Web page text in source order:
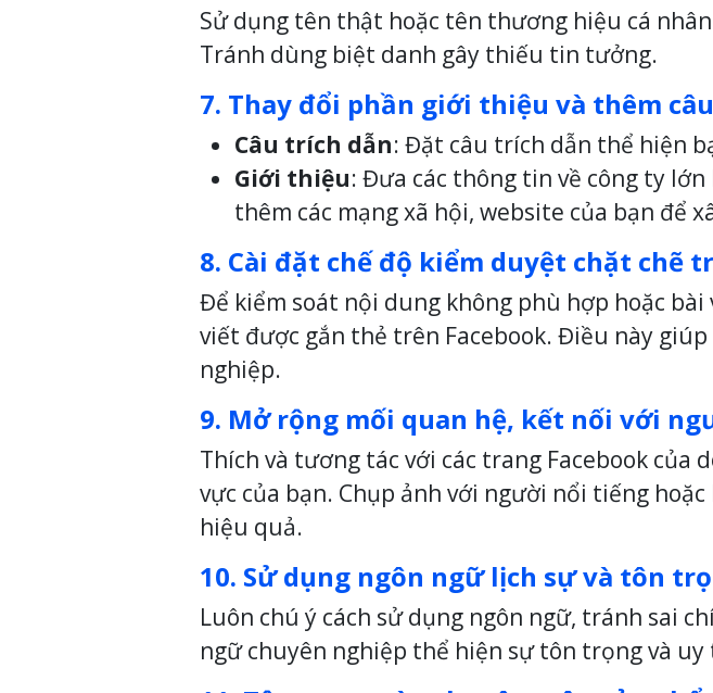
Sử dụng tên thật hoặc tên thương hiệu cá
Tránh dùng biệt danh gây thiếu tin tưởng.
7. Thay đổi phần giới thiệu và thêm
Câu trích dẫn: Đặt câu trích dẫn thể hiện
Giới thiệu: Đưa các thông tin về công ty
thêm các mạng xã hội, website của bạn để
8. Cài đặt chế độ kiểm duyệt chặt chẽ
Để kiểm soát nội dung không phù hợp hoặc
viết được gắn thẻ trên Facebook. Điều này
nghiệp.
9. Mở rộng mối quan hệ, kết nối với
Thích và tương tác với các trang Facebook
vực của bạn. Chụp ảnh với người nổi tiếng
hiệu quả.
10. Sử dụng ngôn ngữ lịch sự và tôn
Luôn chú ý cách sử dụng ngôn ngữ, tránh sai
ngữ chuyên nghiệp thể hiện sự tôn trọng và uy